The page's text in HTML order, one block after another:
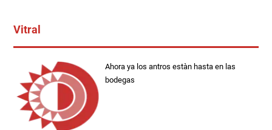
Vitral
Ahora ya los antros estàn hasta en las
bodegas